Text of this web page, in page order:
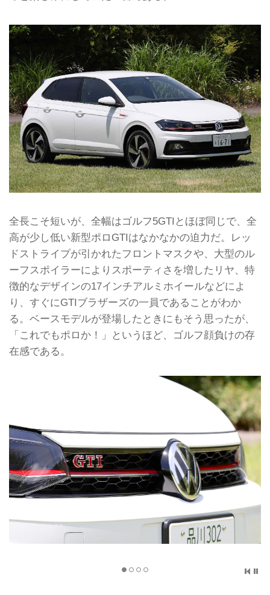
全長こそ短いが、全幅はゴルフ5GTIとほぼ同じで、全
高が少し低い新型ポロGTIはなかなかの迫力だ。レッ
ドストライプが引かれたフロントマスクや、大型のル
ーフスポイラーによりスポーティさを増したリヤ、特
徴的なデザインの17インチアルミホイールなどによ
り、すぐにGTIブラザーズの一員であることがわか
る。ベースモデルが登場したときにもそう思ったが、
「これでもポロか！」というほど、ゴルフ顔負けの存
在感である。